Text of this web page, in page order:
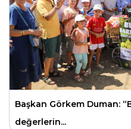
Başkan Görkem Duman:
değerlerin...